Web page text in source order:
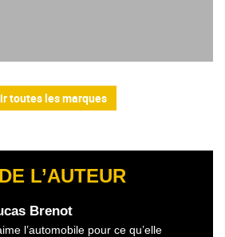
toutes les marques
L’AUTEUR
Brenot
l’automobile pour ce qu’elle